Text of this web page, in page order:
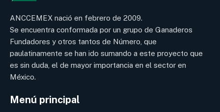
ANCCEMEX nació en febrero de 2009.
Se encuentra conformada por un grupo de Ganaderos
Fundadores y otros tantos de Número, que
paulatinamente se han ido sumando a este proyecto que
es sin duda, el de mayor importancia en el sector en
México.
Menú principal